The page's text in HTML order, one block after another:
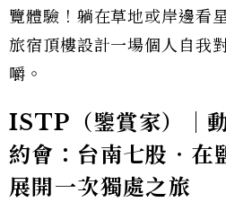
覽體驗！躺在草地或岸邊看
旅宿頂樓設計一場個人自我
嚼。
ISTP（鑒賞家）｜
約會：台南七股‧在
展開一次獨處之旅